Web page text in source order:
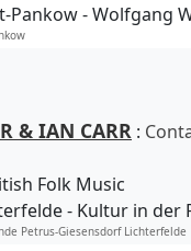
Pankow Wolfgang
& IAN CARR :
Folk Music
Kultur in der
Petrus-Giesensdorf Lichterfelde